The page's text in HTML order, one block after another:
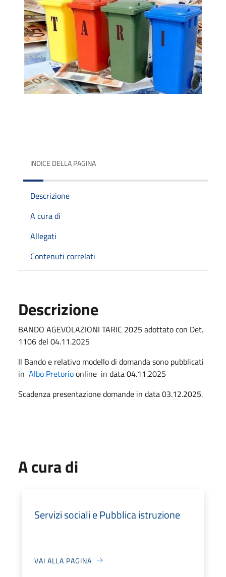
INDICE DELLA PAGINA
Descrizione
A cura di
Allegati
Contenuti correlati
Descrizione
BANDO AGEVOLAZIONI TARIC 2025 adottato con Det.
1106 del 04.11.2025
Il Bando e relativo modello di domanda sono pubblicati
in Albo Pretorioonline in data 04.11.2025
Scadenza presentazione domande in data 03.12.2025.
A cura di
Servizi sociali e Pubblica istruzione
VAI ALLA PAGINA